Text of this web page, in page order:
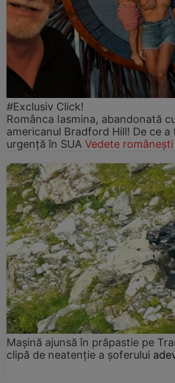
#Exclusiv Click!
Românca Iasmina, abandonată
americanul Bradford Hill! De ce
urgență în SUA Vedete românești
Mașină ajunsă în prăpastie pe
clipă de neatenție a șoferului